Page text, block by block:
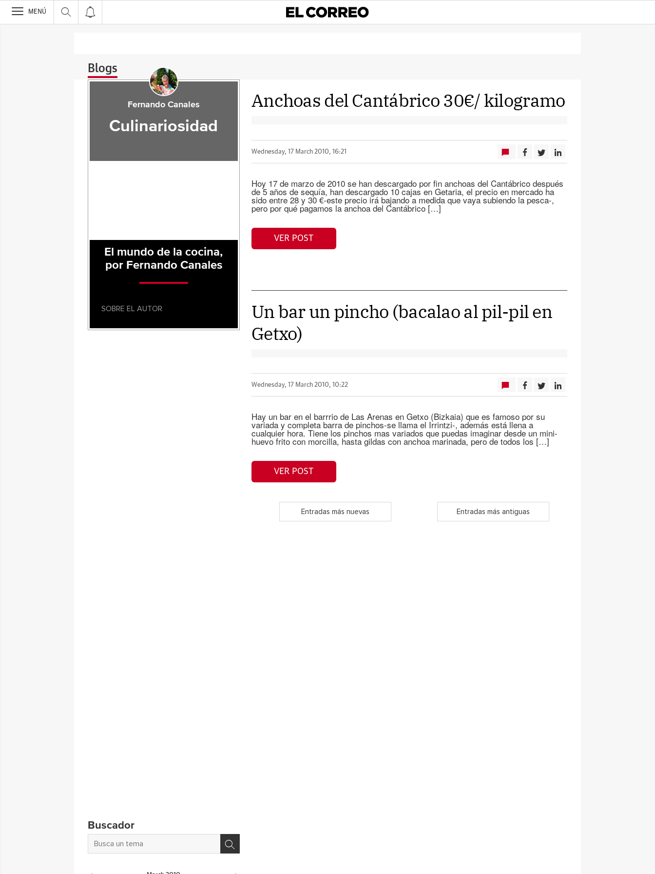
>
MENÚ
Blogs
Anchoas del Cantábrico 30€/ kilogramo
Wednesday, 17 March 2010, 16:21
Hoy 17 de marzo de 2010 se han descargado por fin anchoas del Cantábrico después
de 5 años de sequía, han descargado 10 cajas en Getaria, el precio en mercado ha
sido entre 28 y 30 €-este precio irá bajando a medida que vaya subiendo la pesca-,
pero por qué pagamos la anchoa del Cantábrico […]
VER POST
Un bar un pincho (bacalao al pil-pil en
Getxo)
Wednesday, 17 March 2010, 10:22
Hay un bar en el barrrio de Las Arenas en Getxo (Bizkaia) que es famoso por su
variada y completa barra de pinchos-se llama el Irrintzi-, además está llena a
cualquier hora. Tiene los pinchos mas variados que puedas imaginar desde un mini-
huevo frito con morcilla, hasta gildas con anchoa marinada, pero de todos los […]
VER POST
Entradas más nuevas Entradas más antiguas
Fernando Canales
Culinariosidad
El mundo de la cocina,
por Fernando Canales
SOBRE EL AUTOR
Buscador